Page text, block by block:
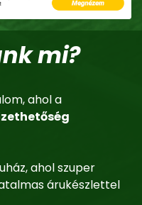
mi?
ahol a
ahol szuper
árukészlettel